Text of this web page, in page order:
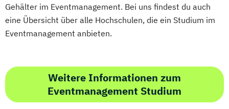
Gehälter im Eventmanagement. Bei uns findest du auch
eine Übersicht über alle Hochschulen, die ein Studium im
Eventmanagement anbieten.
Weitere Informationen zum
Eventmanagement Studium